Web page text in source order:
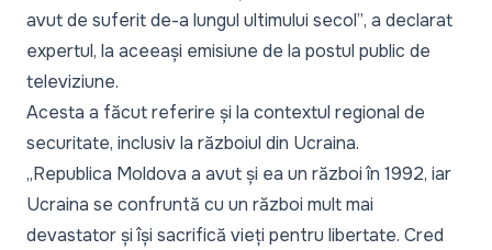
avut de suferit de-a lungul ultimului secol”, a declarat
expertul, la aceeași emisiune de la postul public de
televiziune.
Acesta a făcut referire și la contextul regional de
securitate, inclusiv la războiul din Ucraina.
„Republica Moldova a avut și ea un război în 1992, iar
Ucraina se confruntă cu un război mult mai
devastator și își sacrifică vieți pentru libertate. Cred